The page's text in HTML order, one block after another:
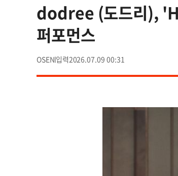
dodree (도드리),
퍼포먼스
OSEN 2026.07.09 00:31